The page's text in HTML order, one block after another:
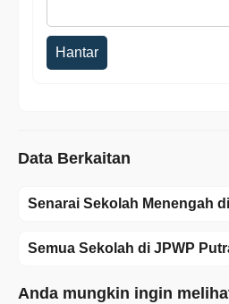
Hantar
Data Berkaitan
Senarai Sekolah Menengah
Semua Sekolah di JPWP
Anda mungkin ingin